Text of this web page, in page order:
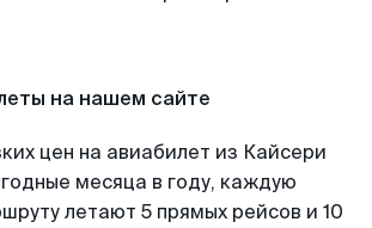
на нашем сайте
цен на авиабилет из Кайсери
месяца в году, каждую
летают 5 прямых рейсов и 10